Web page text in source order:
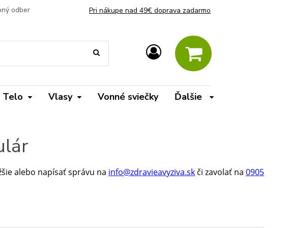
odber Pri nákupe nad 49€ doprava zadarmo
Telo Vlasy Vonné sviečky Ďalšie
alebo napísať správu na info@zdravieavyziva.sk či zavolať na 0905